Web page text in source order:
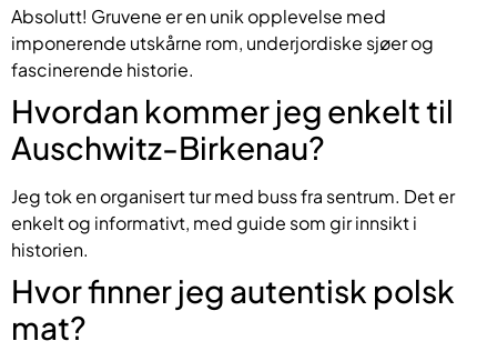
Absolutt! Gruvene er en unik opplevelse med
imponerende utskårne rom, underjordiske sjøer og
fascinerende historie.
Hvordan kommer jeg enkelt til
Auschwitz-Birkenau?
Jeg tok en organisert tur med buss fra sentrum. Det er
enkelt og informativt, med guide som gir innsikt i
historien.
Hvor finner jeg autentisk polsk
mat?